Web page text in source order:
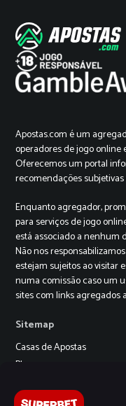
Apostas.com é um
operadores de jogo online
Oferecemos um portal
recomendações
Enquanto agregador,
para serviços de jogo
está associado a nenhum
Não nos
estejam sujeitos ao visitar
numa comissão caso um
sites com links agregados
Sitemap
Casas de Apostas
Blog